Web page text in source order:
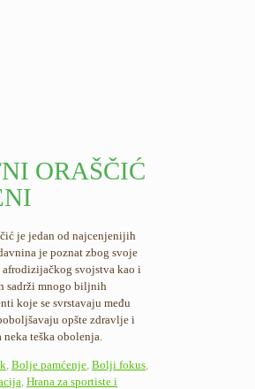
ORAŠČIĆ
je jedan od najcenjenijih
je poznat zbog svoje
svojstva kao i
sadrži mnogo biljnih
koje se svrstavaju među
opšte zdravlje i
teška obolenja.
Bolje pamćenje Bolji fokus
Hrana za sportiste i